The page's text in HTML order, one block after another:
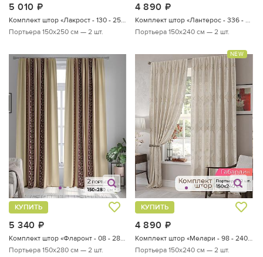
5 010
Портьера 150х250 см — 2 шт.
4 890
Портьера 150х240 см — 2 шт.
5 340
КУПИТЬ
Комплект штор «Фларонт - 08 - 280 см»
Портьера 150х280 см — 2 шт.
NEW
4 890
КУПИТЬ
Комплект штор «Мелари - 98 - 240 см»
Портьера 150х240 см — 2 шт.